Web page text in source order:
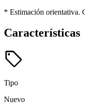
* Estimación orientativa.
Características
sell
Tipo
Nuevo